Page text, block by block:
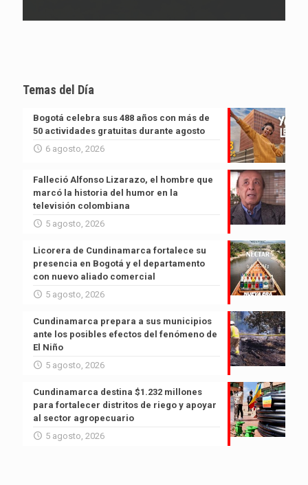
Temas del Día
Bogotá celebra sus 488 años con más de
50 actividades gratuitas durante agosto
6 agosto, 2026
Falleció Alfonso Lizarazo, el hombre que
marcó la historia del humor en la
televisión colombiana
5 agosto, 2026
Licorera de Cundinamarca fortalece su
presencia en Bogotá y el departamento
con nuevo aliado comercial
5 agosto, 2026
Cundinamarca prepara a sus municipios
ante los posibles efectos del fenómeno de
El Niño
5 agosto, 2026
Cundinamarca destina $1.232 millones
para fortalecer distritos de riego y apoyar
al sector agropecuario
5 agosto, 2026